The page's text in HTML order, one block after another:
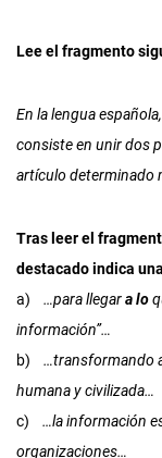
Lee el fragmento
En la lengua
consiste en unir dos
artículo determinado
Tras leer el
destacado indica
a)
…para llegara lo
información”…
b) …transformando
humana y civilizada…
c) …la información
organizaciones…